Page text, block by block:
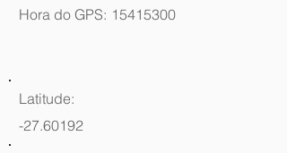
Hora do GPS: 15415300
Latitude:
-27.60192